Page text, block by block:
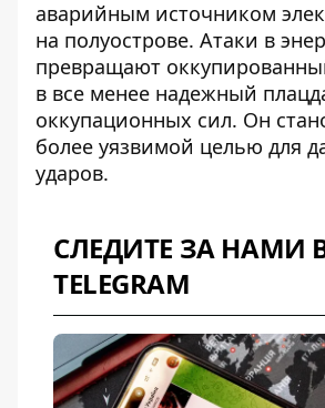
аварийным источником
на полуострове. Атаки в
превращают
в все менее надежный
оккупационных сил. Он
более уязвимой целью для
ударов.
СЛЕДИТЕ ЗА НАМИ
TELEGRAM